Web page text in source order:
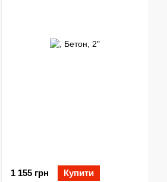
1 155 грн Купити